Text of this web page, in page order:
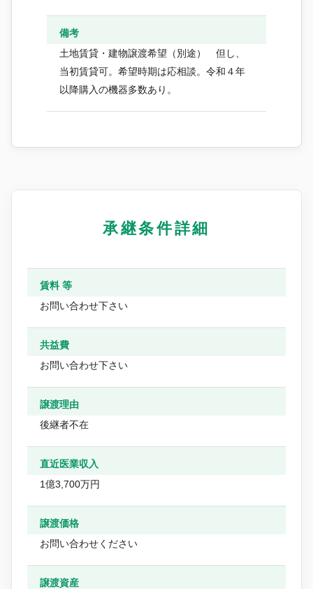
備考
土地賃貸・建物譲渡希望（別途） 但し、
当初賃貸可。希望時期は応相談。令和４年
以降購入の機器多数あり。
承継条件詳細
賃料 等
お問い合わせ下さい
共益費
お問い合わせ下さい
譲渡理由
後継者不在
直近医業収入
1億3,700万円
譲渡価格
お問い合わせください
譲渡資産